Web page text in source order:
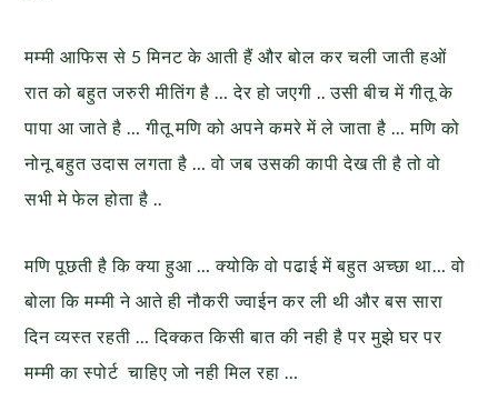
मम्मी आफिस से 5 मिनट के आती हैं और बोल कर चली जाती हओं
रात को बहुत जरुरी मीतिंग है … देर हो जएगी .. उसी बीच में गीतू के
पापा आ जाते है … गीतू मणि को अपने कमरे में ले जाता है … मणि को
नोनू बहुत उदास लगता है … वो जब उसकी कापी देख ती है तो वो
सभी मे फेल होता है ..
मणि पूछती है कि क्या हुआ … क्योकि वो पढाई में बहुत अच्छा था… वो
बोला कि मम्मी ने आते ही नौकरी ज्वाईन कर ली थी और बस सारा
दिन व्यस्त रहती … दिक्कत किसी बात की नही है पर मुझे घर पर
मम्मी का स्पोर्ट चाहिए जो नही मिल रहा …